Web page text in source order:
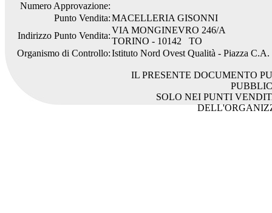
Numero Approvazione:
Punto Vendita:MACELLERIA GISONNI
Indirizzo Punto Vendita:
VIA MONGINEVRO 246/A
TORINO - 10142 TO
Organismo di Controllo:Istituto Nord Ovest Qualità - Piazza
IL PRESENTE DOCUMENTO
SOLO NEI PUNTI